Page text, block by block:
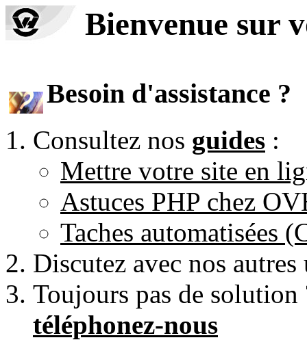
Bienvenue sur
Besoin d'assistance ?
Consultez nos guides :
Mettre votre site en
Astuces PHP chez
Taches automatisées
Discutez avec nos
Toujours pas de
téléphonez-nous